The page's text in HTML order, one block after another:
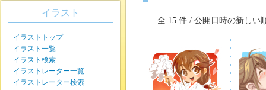
全 15 件 / 公開日時の新しい
イラスト
イラストトップ
イラスト一覧
イラスト検索
イラストレーター一覧
イラストレーター検索